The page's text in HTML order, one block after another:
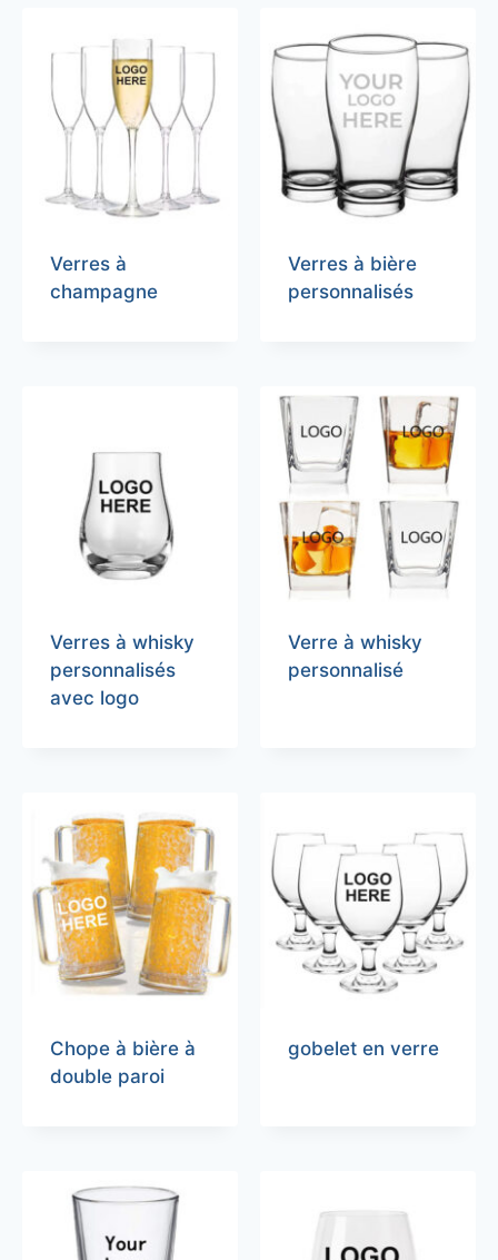
Verres à
champagne
Verres à bière
personnalisés
Verres à whisky
personnalisés
avec logo
Verre à whisky
personnalisé
Chope à bière à
double paroi
gobelet en verre